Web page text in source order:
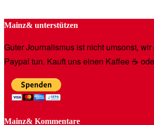
Mainz& unterstützen
Guter Journalismus ist nicht umsonst,
Paypal tun. Kauft uns einen Kaffee ☕️
Mainz& Kommentare